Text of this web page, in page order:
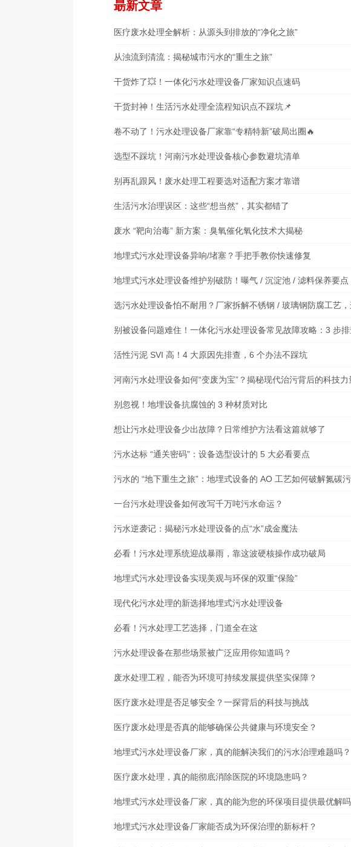
朂新文章
医疗废水处理全解析：从源头到排放的“净化之旅”
从浊流到清流：揭秘城市污水的“重生之旅”
干货炸了💥！一体化污水处理设备厂家知识点速码
干货封神！生活污水处理全流程知识点不踩坑📌
卷不动了！污水处理设备厂家靠“专精特新”破局出圈🔥
选型不踩坑！河南污水处理设备核心参数避坑清单
别再乱跟风！废水处理工程要选对适配方案才靠谱
生活污水治理误区：这些“想当然”，其实都错了
废水 “靶向治毒” 新方案：臭氧催化氧化技术大揭秘
地埋式污水处理设备异响/堵塞？手把手教你快速修复
地埋式污水处理设备维护别破防！曝气 / 沉淀池 / 滤料保养要
选污水处理设备怕不耐用？厂家拆解不锈钢 / 玻璃钢防腐工艺
别被设备问题难住！一体化污水处理设备常见故障攻略：3 步
活性污泥 SVI 高！4 大原因先排查，6 个办法不踩坑
河南污水处理设备如何“变废为宝”？揭秘现代治污背后的科技力
别忽视！地埋设备抗腐蚀的 3 种材质对比
想让污水处理设备少出故障？日常维护方法看这篇就够了
污水达标 “通关密码”：设备选型设计的 5 大必看要点
污水的 “地下重生之旅”：地埋式设备的 AO 工艺如何破解氮碳
一台污水处理设备如何改写千万吨污水命运？
污水逆袭记：揭秘污水处理设备的点“水”成金魔法
必看！污水处理系统迎战暴雨，靠这波硬核操作成功破局
地埋式污水处理设备实现美观与环保的双重“保险”
现代化污水处理的新选择地埋式污水处理设备
必看！污水处理工艺选择，门道全在这
污水处理设备在那些场景被广泛应用你知道吗？
废水处理工程，能否为环境可持续发展提供坚实保障？
医疗废水处理是否足够安全？一探背后的科技与挑战
医疗废水处理是否真的能够确保公共健康与环境安全？
地埋式污水处理设备厂家，真的能解决我们的污水治理难题吗？
医疗废水处理，真的能彻底消除医院的环境隐患吗？
地埋式污水处理设备厂家，真的能为您的环保项目提供最优解吗
地埋式污水处理设备厂家能否成为环保治理的新标杆？